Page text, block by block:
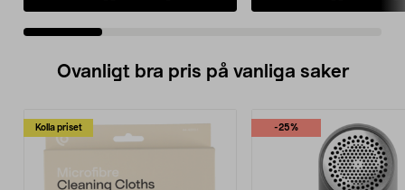
Ovanligt bra pris på vanliga saker
Kolla priset -25%